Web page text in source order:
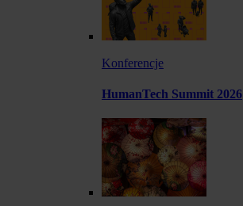
Konferencje
HumanTech Summit 2026